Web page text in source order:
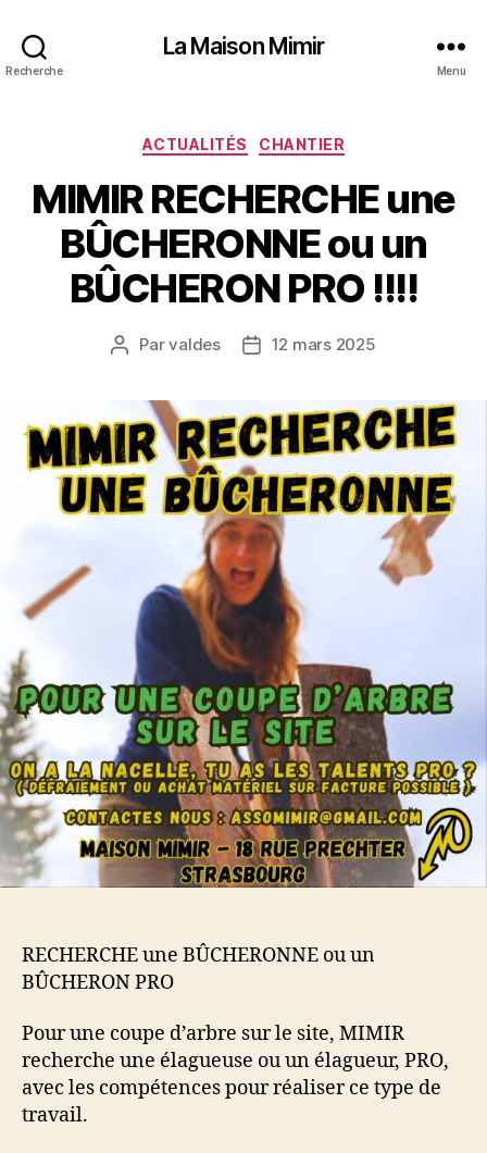
Recherche
La Maison Mimir
Menu
Catégories
ACTUALITÉS CHANTIER
MIMIR RECHERCHE une
BÛCHERONNE ou un
BÛCHERON PRO !!!!
Auteur
Parvaldes
Date12 mars 2025
RECHERCHE une BÛCHERONNE ou un
BÛCHERON PRO
Pour une coupe d’arbre sur le site, MIMIR
recherche une élagueuse ou un élagueur, PRO,
avec les compétences pour réaliser ce type de
travail.